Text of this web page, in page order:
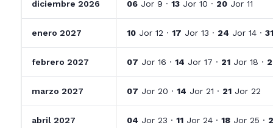
diciembre 2026 06 Jor 9 · 13 Jor 10 · 20 Jor 11
enero 2027 10 Jor 12 · 17 Jor 13 · 24 Jor 14 · 31
febrero 2027 07 Jor 16 · 14 Jor 17 · 21 Jor 18 ·
marzo 2027 07 Jor 20 · 14 Jor 21 · 21 Jor 22
abril 2027 04 Jor 23 · 11 Jor 24 · 18 Jor 25 ·